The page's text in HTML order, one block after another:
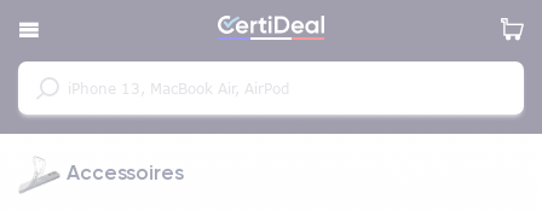
Accessoires